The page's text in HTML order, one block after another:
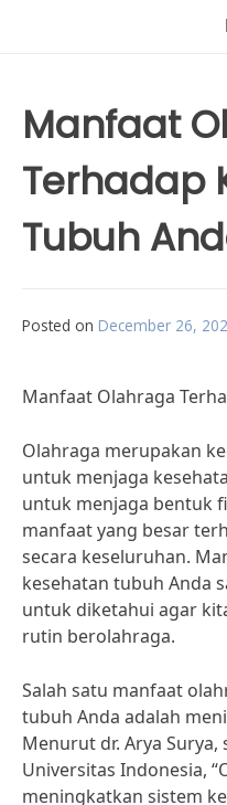
Manfaat
Terhadap
Tubuh
Posted on December 26,
Manfaat Olahraga
Olahraga merupakan
untuk menjaga
untuk menjaga bentuk
manfaat yang besar
secara keseluruhan.
kesehatan tubuh Anda
untuk diketahui agar
rutin berolahraga.
Salah satu manfaat
tubuh Anda adalah
Menurut dr. Arya
Universitas Indonesia,
meningkatkan sistem